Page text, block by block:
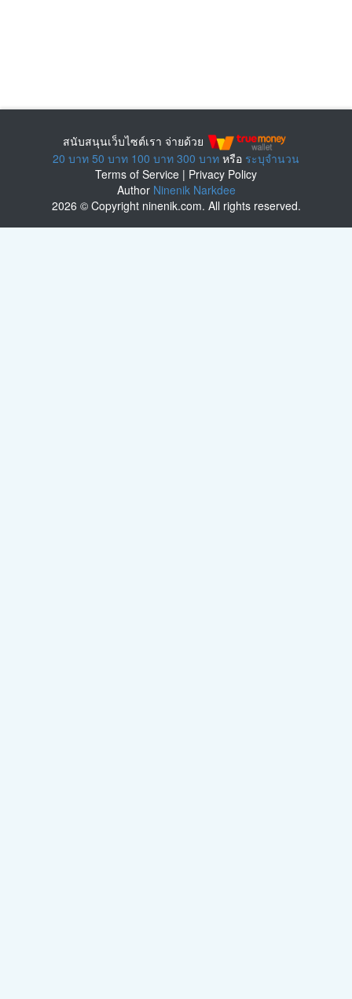
สนับสนุนเว็บไซต์เรา จ่ายด้วย
20 บาท 50 บาท 100 บาท 300 บาท หรือ ระบุจำนวน
Terms of Service | Privacy Policy
Author Ninenik Narkdee
2026 © Copyright ninenik.com. All rights reserved.